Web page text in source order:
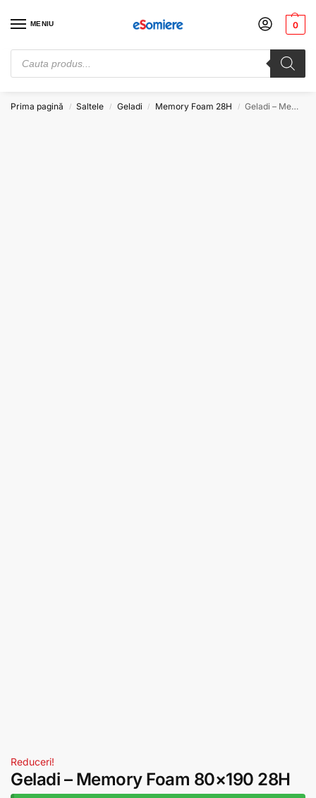
MENIU 0
Cauți somiere de pat? Vezi preturile de producator. Alege-ți somiera
potrivită. Comandă acum!
Prima pagină / Saltele / Geladi / Memory Foam 28H / Geladi – Memory Foam 80×190 28H
Reduceri!
Geladi – Memory Foam 80×190 28H